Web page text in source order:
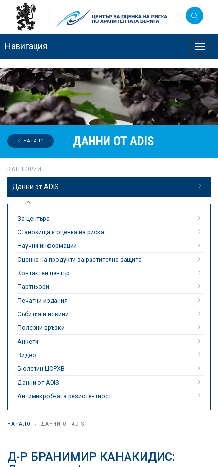
Навигация
ДАННИ ОТ ADIS
НАЧАЛО
КАТЕГОРИИ
Данни от ADIS
За центъра
Становища и оценка на риска
Научни информации
Оценка на продукти за растителна защита
Контактен център
Партньори
Печатни издания
Събития и новини
Полезни връзки
Анкети
Видео
Бюлетин ЦОРХВ
Данни от ADIS
Антимикробната резистентност
НАЧАЛО ДАННИ ОТ ADIS
Д-Р БРАНИМИР КАНАКИДИС: